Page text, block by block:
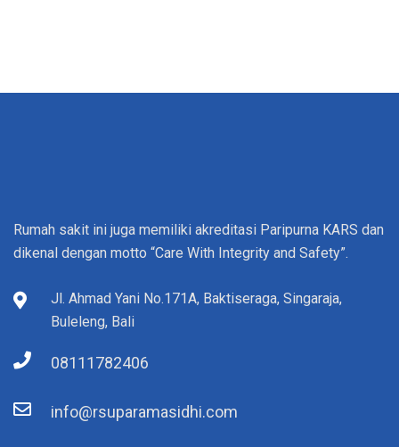
Rumah sakit ini juga memiliki akreditasi Paripurna KARS dan
dikenal dengan motto “Care With Integrity and Safety”.
Jl. Ahmad Yani No.171A, Baktiseraga, Singaraja,
Buleleng, Bali
08111782406
info@rsuparamasidhi.com